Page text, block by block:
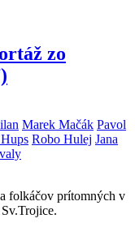
zo
Marek Mačák Pavol
Robo Hulej Jana
folkáčov prítomných v